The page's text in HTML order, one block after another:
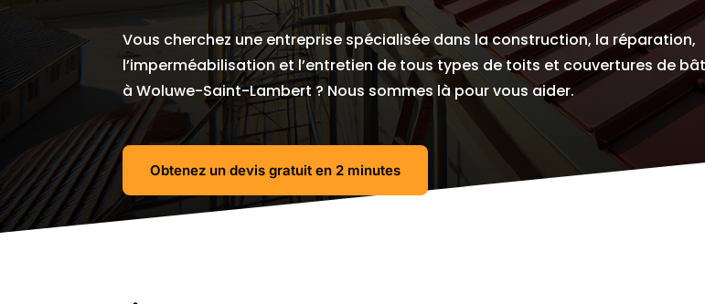
Vous cherchez une entreprise spécialisée dans la construction, la réparation,
l’imperméabilisation et l’entretien de tous types de toits et couvertures de
à Woluwe-Saint-Lambert ? Nous sommes là pour vous aider.
Obtenez un devis gratuit en 2 minutes